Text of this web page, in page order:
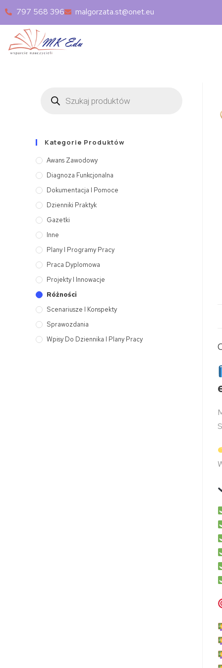
797 568 396 malgorzata.st@onet.eu
Kategorie Produktów
Awans Zawodowy
Diagnoza Funkcjonalna
Dokumentacja I Pomoce
Dzienniki Praktyk
Gazetki
Inne
Plany I Programy Pracy
Praca Dyplomowa
Projekty I Innowacje
Różności
Scenariusze I Konspekty
Sprawozdania
Wpisy Do Dziennika I Plany Pracy